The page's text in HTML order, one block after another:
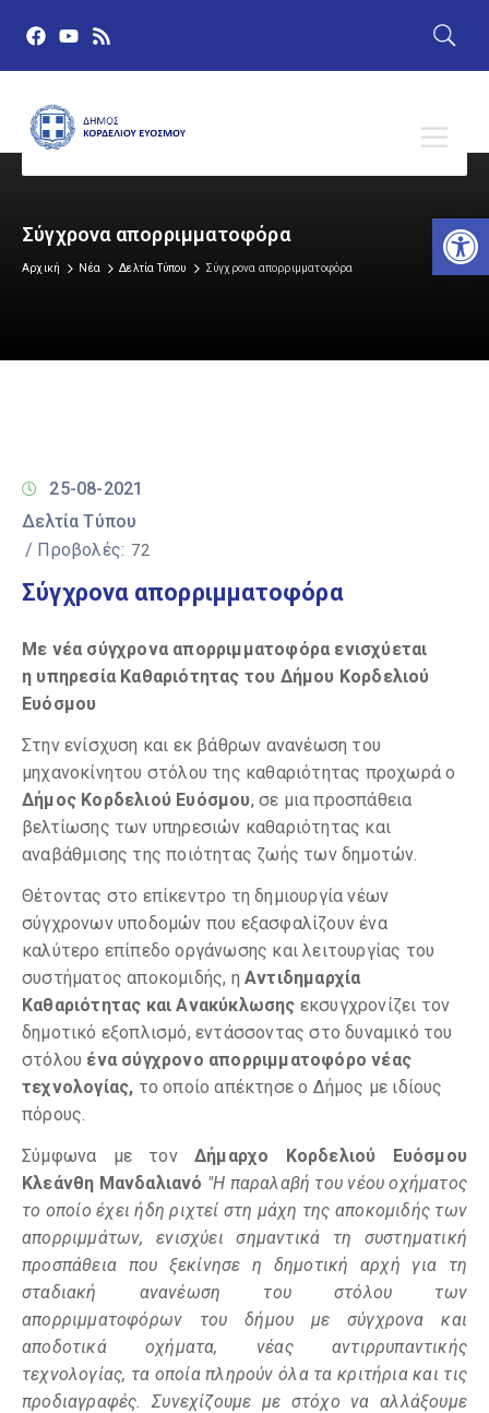
Σύγχρονα απορριμματοφόρα
Αρχική Νέα Δελτία Τύπου Σύγχρονα απορριμματοφόρα
25-08-2021
Δελτία Τύπου
/ Προβολές: 72
Σύγχρονα απορριμματοφόρα
Με νέα σύγχρονα απορριμματοφόρα ενισχύεται
η υπηρεσία Καθαριότητας του Δήμου Κορδελιού
Ευόσμου
Στην ενίσχυση και εκ βάθρων ανανέωση του
μηχανοκίνητου στόλου της καθαριότητας προχωρά ο
Δήμος Κορδελιού Ευόσμου, σε μια προσπάθεια
βελτίωσης των υπηρεσιών καθαριότητας και
αναβάθμισης της ποιότητας ζωής των δημοτών.
Θέτοντας στο επίκεντρο τη δημιουργία νέων
σύγχρονων υποδομών που εξασφαλίζουν ένα
καλύτερο επίπεδο οργάνωσης και λειτουργίας του
συστήματος αποκομιδής, η Αντιδημαρχία
Καθαριότητας και Ανακύκλωσης εκσυγχρονίζει τον
δημοτικό εξοπλισμό, εντάσσοντας στο δυναμικό του
στόλου ένα σύγχρονο απορριμματοφόρο νέας
τεχνολογίας, το οποίο απέκτησε ο Δήμος με ιδίους
πόρους.
Σύμφωνα με τον Δήμαρχο Κορδελιού Ευόσμου
Κλεάνθη Μανδαλιανό "Η παραλαβή του νέου οχήματος
το οποίο έχει ήδη ριχτεί στη μάχη της αποκομιδής των
απορριμμάτων, ενισχύει σημαντικά τη συστηματική
προσπάθεια που ξεκίνησε η δημοτική αρχή για τη
σταδιακή ανανέωση του στόλου των
απορριμματοφόρων του δήμου με σύγχρονα και
αποδοτικά οχήματα, νέας αντιρρυπαντικής
τεχνολογίας, τα οποία πληρούν όλα τα κριτήρια και τις
προδιαγραφές. Συνεχίζουμε με στόχο να αλλάξουμε